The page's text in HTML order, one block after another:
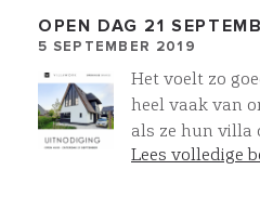
OPEN DAG 21
5 SEPTEMBER 2019
Het voelt zo
heel vaak van
als ze hun villa
Wij willen u
Lees volledige